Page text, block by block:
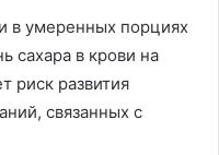
в умеренных порциях
сахара в крови на
риск развития
связанных с